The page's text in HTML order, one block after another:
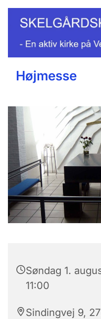
Højmesse
Søndag 1.
11:00
Sindingvej 9,